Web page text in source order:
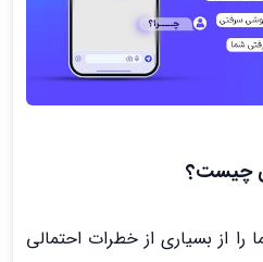
چیست؟
را از بسیاری از خطرات احتمالی